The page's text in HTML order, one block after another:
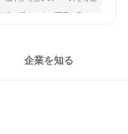
女性が働きやすい環境で働ける
企業を知る